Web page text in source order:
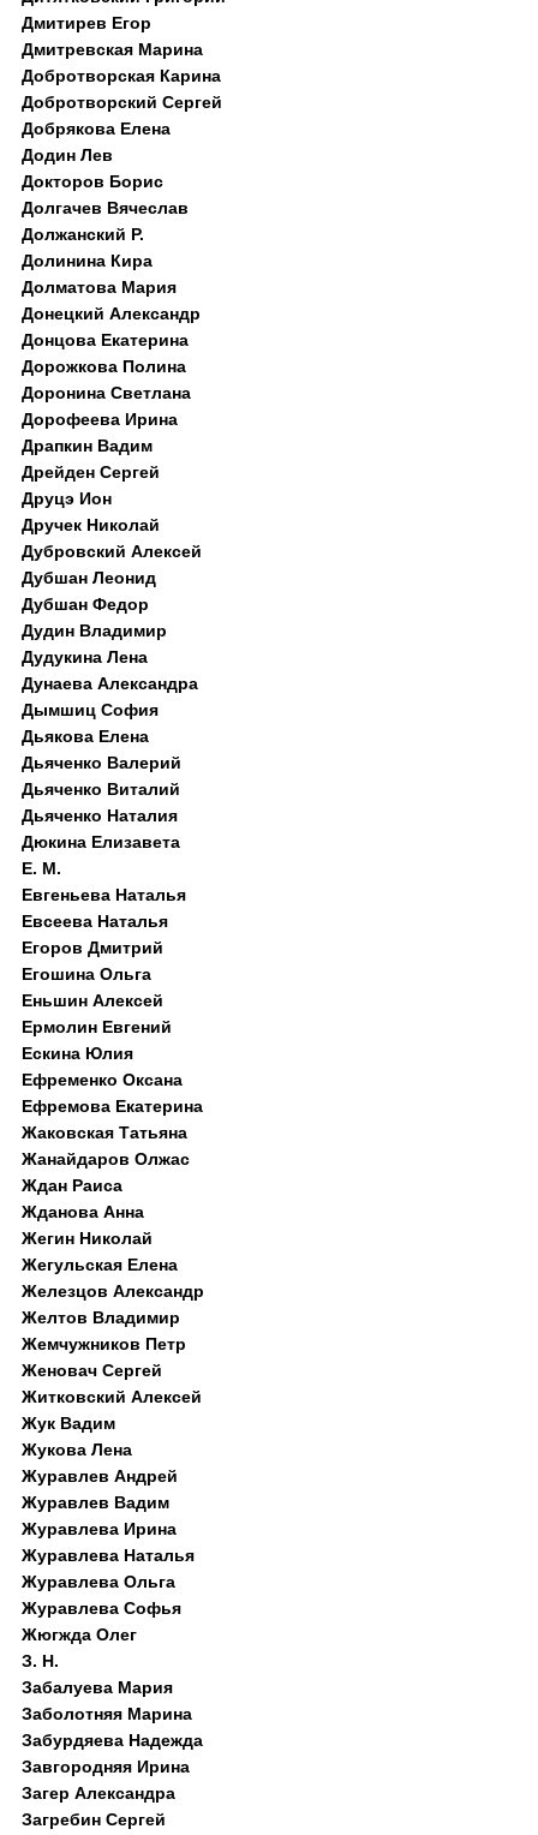
Дмитирев Егор
Дмитревская Марина
Добротворская Карина
Добротворский Сергей
Добрякова Елена
Додин Лев
Докторов Борис
Долгачев Вячеслав
Должанский Р.
Долинина Кира
Долматова Мария
Донецкий Александр
Донцова Екатерина
Дорожкова Полина
Доронина Светлана
Дорофеева Ирина
Драпкин Вадим
Дрейден Сергей
Друцэ Ион
Дручек Николай
Дубровский Алексей
Дубшан Леонид
Дубшан Федор
Дудин Владимир
Дудукина Лена
Дунаева Александра
Дымшиц София
Дьякова Елена
Дьяченко Валерий
Дьяченко Виталий
Дьяченко Наталия
Дюкина Елизавета
Е. М.
Евгеньева Наталья
Евсеева Наталья
Егоров Дмитрий
Егошина Ольга
Еньшин Алексей
Ермолин Евгений
Ескина Юлия
Ефременко Оксана
Ефремова Екатерина
Жаковская Татьяна
Жанайдаров Олжас
Ждан Раиса
Жданова Анна
Жегин Николай
Жегульская Елена
Железцов Александр
Желтов Владимир
Жемчужников Петр
Женовач Сергей
Житковский Алексей
Жук Вадим
Жукова Лена
Журавлев Андрей
Журавлев Вадим
Журавлева Ирина
Журавлева Наталья
Журавлева Ольга
Журавлева Софья
Жюгжда Олег
З. Н.
Забалуева Мария
Заболотняя Марина
Забурдяева Надежда
Завгородняя Ирина
Загер Александра
Загребин Сергей